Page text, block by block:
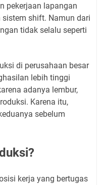
pekerjaan lapangan
shift. Namun dari
tidak selalu seperti
di perusahaan besar
lebih tinggi
adanya lembur,
Karena itu,
sebelum
kerja yang bertugas